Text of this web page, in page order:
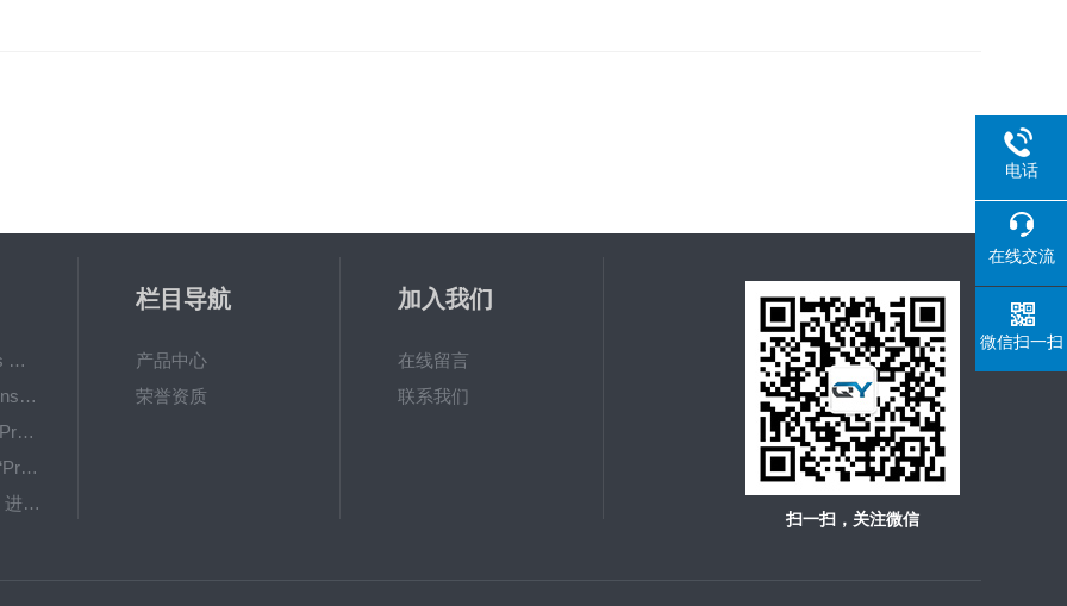
Oxy-TouchPreSens 氧分析仪 多孔培养容器监测
OXY-4 microPreSens进行监测 不同温度条件下的耗氧量
OXYBase TR-蓝色PreSens 无线微量氧气测量系统
新型“SensorPlugs “PreSens 专为微流体应用而设计的残氧仪
OXY Flux-PreSens 进行原位氧气测量
栏目导航
产品中心
荣誉资质
加入我们
在线留言
联系我们
扫一扫，关注微信
电话
在线交流
微信扫一扫